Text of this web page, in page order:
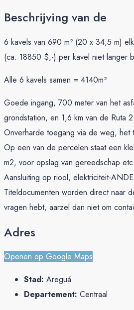
Beschrijving van de
6 kavels van 690 m² (20 x 34,5 m)
(ca. 18850 $,-) per kavel niet langer
Alle 6 kavels samen = 4140m²
Goede ingang, 700 meter van het
grondstation, en 1,6 km van de Ruta
Onverharde toegang via de weg, het
Op een van de percelen staat een
m2, voor opslag van gereedschap
Aansluiting op riool, elektriciteit-
Titeldocumenten worden direct naar
vragen hebt, aarzel dan niet om
Adres
Openen op Google Maps
Stad: Areguá
Departement: Centraal